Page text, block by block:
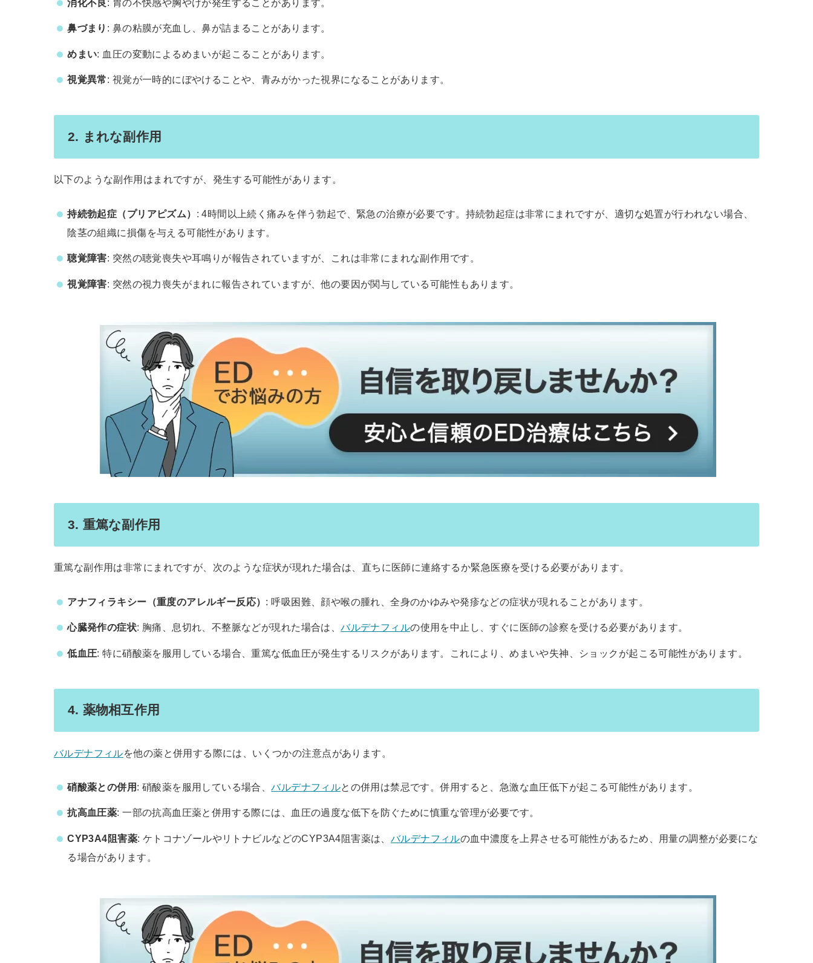
鼻づまり : 鼻の粘膜が充血し、鼻が詰まることがあります。
めまい: 血圧の変動によるめまいが起こることがあります。
視覚異常: 視覚が一時的にぼやけることや、青みがかった視界になることがあります。
2. まれな副作用
以下のような副作用はまれですが、発生する可能性があります。
持続勃起症（プリアピズム） : 4時間以上続く痛みを伴う勃起で、緊急の治療が必要です。持続勃起症は非常にまれですが、適切な処置が行われない場合、
陰茎の組織に損傷を与える可能性があります。
聴覚障害: 突然の聴覚喪失や耳鳴りが報告されていますが、これは非常にまれな副作用です。
視覚障害: 突然の視力喪失がまれに報告されていますが、他の要因が関与している可能性もあります。
3. 重篤な副作用
重篤な副作用は非常にまれですが、次のような症状が現れた場合は、直ちに医師に連絡するか緊急医療を受ける必要があります。
アナフィラキシー（重度のアレルギー反応） : 呼吸困難、顔や喉の腫れ、全身のかゆみや発疹などの症状が現れることがあります。
心臓発作の症状: 胸痛、息切れ、不整脈などが現れた場合は、バルデナフィルの使用を中止し、すぐに医師の診察を受ける必要があります。
低血圧: 特に硝酸薬を服用している場合、重篤な低血圧が発生するリスクがあります。これにより、めまいや失神、ショックが起こる可能性があります。
4. 薬物相互作用
バルデナフィルを他の薬と併用する際には、いくつかの注意点があります。
硝酸薬との併用 : 硝酸薬を服用している場合、バルデナフィルとの併用は禁忌です。併用すると、急激な血圧低下が起こる可能性があります。
抗高血圧薬: 一部の抗高血圧薬と併用する際には、血圧の過度な低下を防ぐために慎重な管理が必要です。
CYP3A4阻害薬: ケトコナゾールやリトナビルなどのCYP3A4阻害薬は、 バルデナフィルの血中濃度を上昇させる可能性があるため、用量の調整が必要にな
る場合があります。